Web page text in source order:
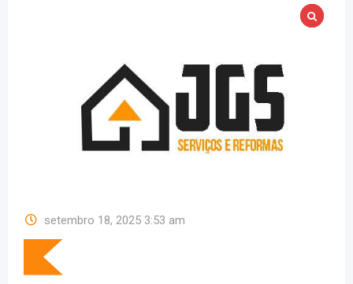
setembro 18, 2025 3:53 am